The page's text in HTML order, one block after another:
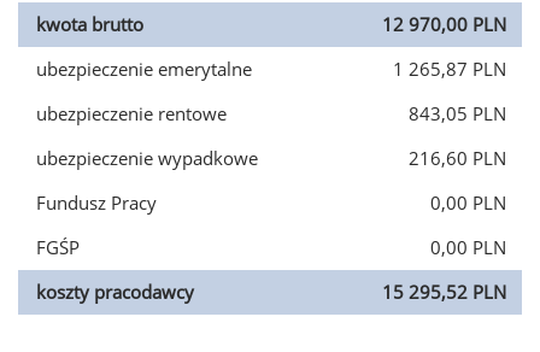
kwota brutto
12 970,00 PLN
ubezpieczenie emerytalne
1 265,87 PLN
ubezpieczenie rentowe
843,05 PLN
ubezpieczenie wypadkowe
216,60 PLN
Fundusz Pracy
0,00 PLN
FGŚP
0,00 PLN
koszty pracodawcy
15 295,52 PLN